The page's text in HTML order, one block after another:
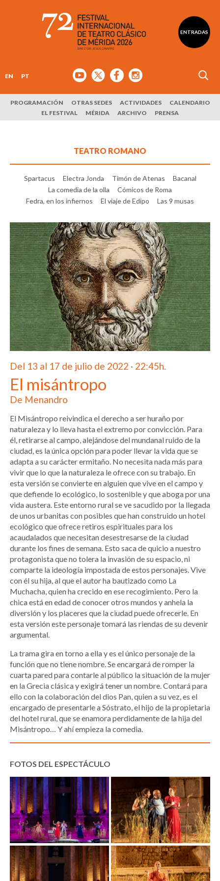
ENTRADAS
EN PT
PROGRAMACIÓN OTRAS SEDES ACTIVIDADES
CALENDARIO
EL FESTIVAL
MÉRIDA ARCHIVO PRENSA
TEATRO ROMANO
Spartacus Electra Jonda Timón de Atenas
Bacanal
La comedia de la olla
Cómicos de Roma
Fedra, en los infiernos
El viaje de Edipo Las 9 musas
Del 13 al 17 de julio de 2022 · 22:45h.
El misántropo
De Menandro
El Misántropo reivindica el derecho a ser huraño por
naturaleza y lo lleva hasta el extremo por convicción. Para
él, retirarse al campo, alejándose del mundanal ruido de la
ciudad, es la única opción para poder llevar la vida que se
adapta a su carácter ermitaño. No necesita nada más para
vivir que lo que la naturaleza le ofrece con su trabajo. En
esta versión se convierte en alguien que vive en el campo y
que defiende lo ecológico, lo sostenible y que aboga por una
vida austera. Este entorno rural se ve sacudido por la llegada
de unos urbanitas con posibles que han construido un hotel
ecológico que ofrece retiros espirituales para los
acaudalados que necesitan desestresarse de la ciudad
durante los fines de semana. Esto saca de quicio a nuestro
protagonista que no tolera la invasión de su espacio, ni
comparte la ideología impostada de estos personajes. Vive
con él su hija, al que el autor ha bautizado como La
Muchacha, quien ha crecido en ese recogimiento. Pero la
chica está en edad de conocer otros mundos y anhela la
diversión y los placeres que la ciudad puede ofrecerle. En
esta versión este personaje tomará las riendas de su devenir
argumental.
La trama gira en torno a ella y es el único personaje de la
función que no tiene nombre. Se encargará de romper la
cuarta pared para contarle al público la situación de la mujer
en la Grecia clásica y exigirá tener un nombre. Contará para
ello con la colaboración del dios Pan, quien a su vez, es el
encargado de presentarle a Sóstrato, el hijo de la propietaria
del hotel rural, que se enamora perdidamente de la hija del
Misántropo… Y ahí empieza la comedia.
FOTOS DEL ESPECTÁCULO